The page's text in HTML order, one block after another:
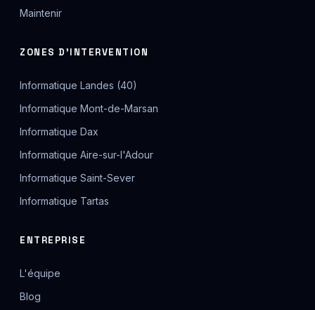
Maintenir
ZONES D'INTERVENTION
Informatique Landes (40)
Informatique Mont-de-Marsan
Informatique Dax
Informatique Aire-sur-l'Adour
Informatique Saint-Sever
Informatique Tartas
ENTREPRISE
L'équipe
Blog